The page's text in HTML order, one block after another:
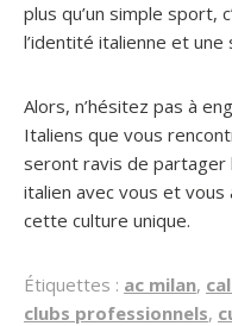
plus qu’un simple sport,
l’identité italienne et
Alors, n’hésitez pas à
Italiens que vous
seront ravis de partager
italien avec vous et
cette culture unique.
Étiquettes : ac milan,
clubs professionnels,